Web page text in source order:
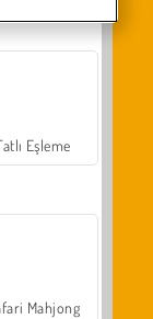
Eşleme
Mahjong